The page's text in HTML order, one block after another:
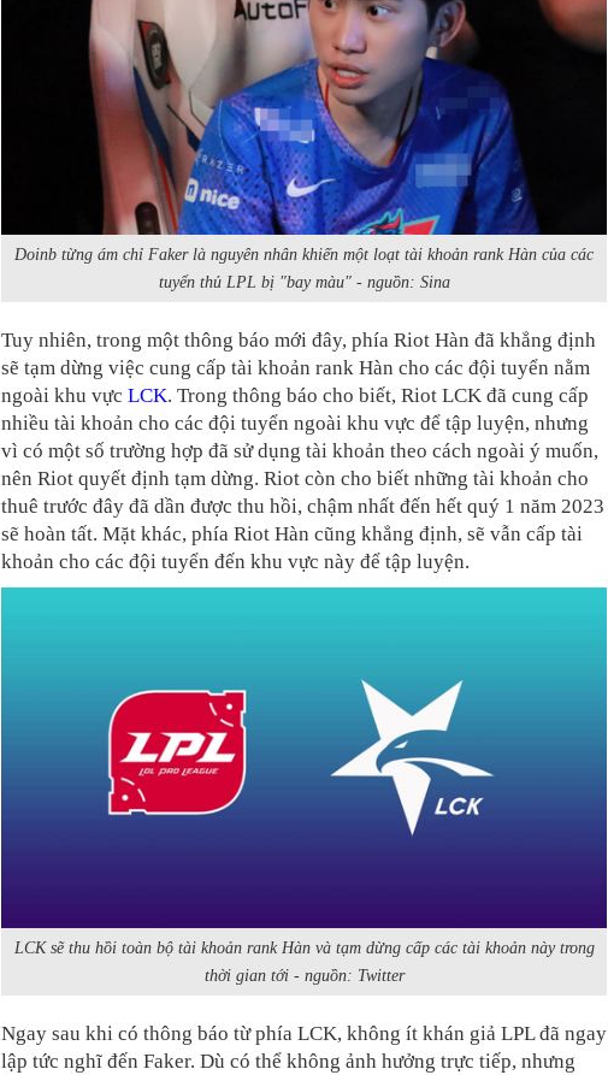
Doinb từng ám chỉ Faker là nguyên nhân khiến một loạt tài khoản rank Hàn của các
tuyển thủ LPL bị "bay màu" - nguồn: Sina
Tuy nhiên, trong một thông báo mới đây, phía Riot Hàn đã khẳng định
sẽ tạm dừng việc cung cấp tài khoản rank Hàn cho các đội tuyển nằm
ngoài khu vực LCK. Trong thông báo cho biết, Riot LCK đã cung cấp
nhiều tài khoản cho các đội tuyển ngoài khu vực để tập luyện, nhưng
vì có một số trường hợp đã sử dụng tài khoản theo cách ngoài ý muốn,
nên Riot quyết định tạm dừng. Riot còn cho biết những tài khoản cho
thuê trước đây đã dần được thu hồi, chậm nhất đến hết quý 1 năm 2023
sẽ hoàn tất. Mặt khác, phía Riot Hàn cũng khẳng định, sẽ vẫn cấp tài
khoản cho các đội tuyển đến khu vực này để tập luyện.
LCK sẽ thu hồi toàn bộ tài khoản rank Hàn và tạm dừng cấp các tài khoản này trong
thời gian tới - nguồn: Twitter
Ngay sau khi có thông báo từ phía LCK, không ít khán giả LPL đã ngay
lập tức nghĩ đến Faker. Dù có thể không ảnh hưởng trực tiếp, nhưng